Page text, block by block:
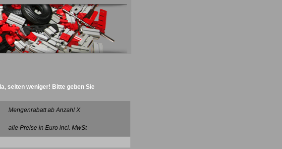
selten weniger! Bitte geben Sie
Mengenrabatt ab Anzahl X
alle Preise in Euro incl. MwSt